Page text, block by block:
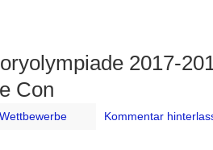
2017-
Con
Wettbewerbe Kommentar